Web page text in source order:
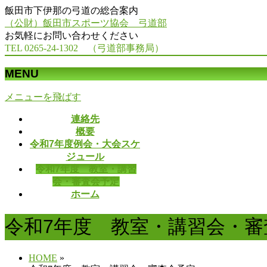
飯田市下伊那の弓道の総合案内
（公財）飯田市スポーツ協会 弓道部
お気軽にお問い合わせください
TEL 0265-24-1302 （弓道部事務局）
MENU
メニューを飛ばす
連絡先
概要
令和7年度例会・大会スケ
ジュール
令和7年度 教室・講習
会・審査会予定
ホーム
令和7年度 教室・講習会・審
HOME »